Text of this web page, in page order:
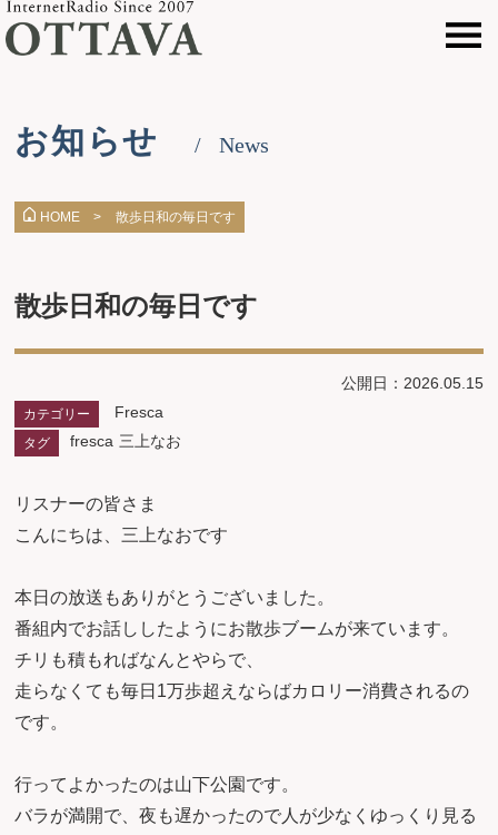
お知らせ News
HOME > 散歩日和の毎日です
散歩日和の毎日です
公開日：2026.05.15
カテゴリー Fresca
タグ fresca 三上なお
リスナーの皆さま
こんにちは、三上なおです
本日の放送もありがとうございました。
番組内でお話ししたようにお散歩ブームが来ています。
チリも積もればなんとやらで、
走らなくても毎日1万歩超えならばカロリー消費されるの
です。
行ってよかったのは山下公園です。
バラが満開で、夜も遅かったので人が少なくゆっくり見る